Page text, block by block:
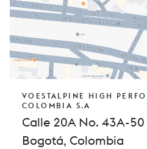
VOESTALPINE HIGH
COLOMBIA S.A
Calle 20A No. 43A-
Bogotá, Colombia